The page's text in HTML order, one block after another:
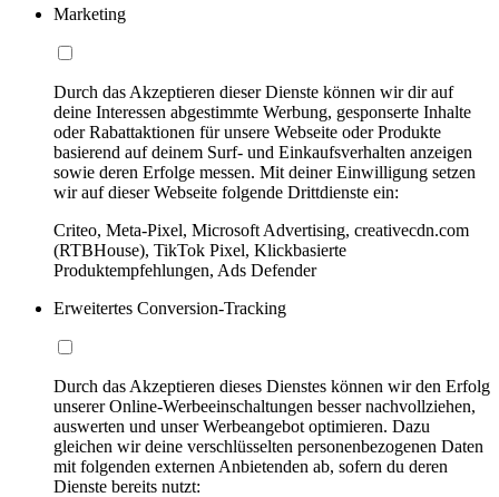
Marketing
Durch das Akzeptieren dieser Dienste können wir dir auf
deine Interessen abgestimmte Werbung, gesponserte Inhalte
oder Rabattaktionen für unsere Webseite oder Produkte
basierend auf deinem Surf- und Einkaufsverhalten anzeigen
sowie deren Erfolge messen. Mit deiner Einwilligung setzen
wir auf dieser Webseite folgende Drittdienste ein:
Criteo, Meta-Pixel, Microsoft Advertising, creativecdn.com
(RTBHouse), TikTok Pixel, Klickbasierte
Produktempfehlungen, Ads Defender
Erweitertes Conversion-Tracking
Durch das Akzeptieren dieses Dienstes können wir den Erfolg
unserer Online-Werbeeinschaltungen besser nachvollziehen,
auswerten und unser Werbeangebot optimieren. Dazu
gleichen wir deine verschlüsselten personenbezogenen Daten
mit folgenden externen Anbietenden ab, sofern du deren
Dienste bereits nutzt: